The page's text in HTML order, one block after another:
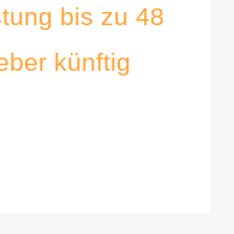
bis zu 48
künftig